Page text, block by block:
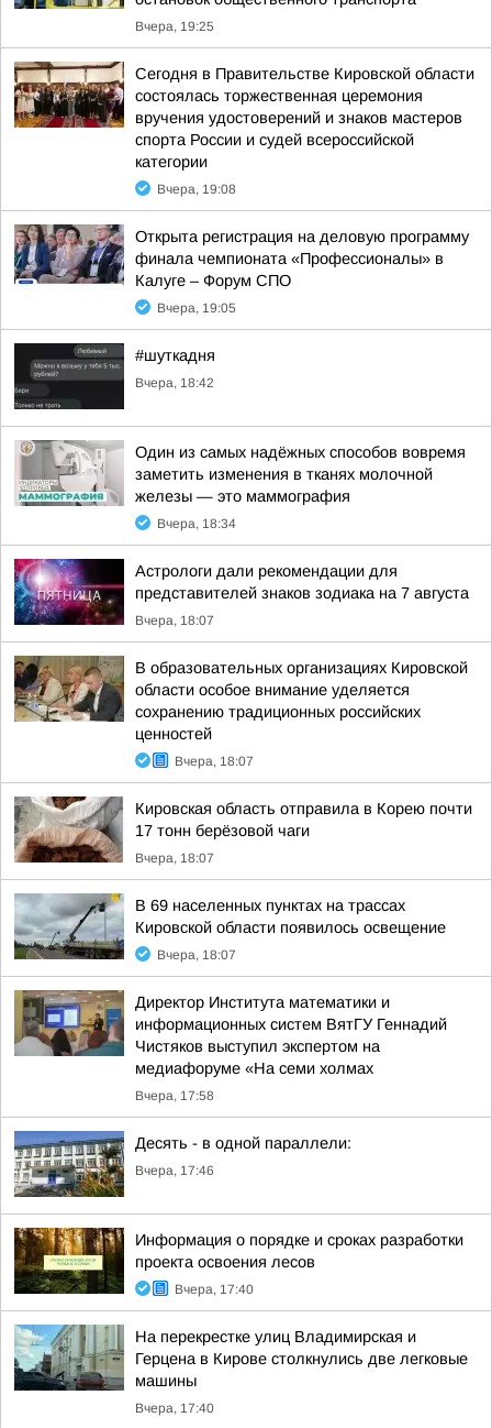
Вчера, 19:25
Сегодня в Правительстве Кировской области
состоялась торжественная церемония
вручения удостоверений и знаков мастеров
спорта России и судей всероссийской
категории
Вчера, 19:08
Открыта регистрация на деловую программу
финала чемпионата «Профессионалы» в
Калуге – Форум СПО
Вчера, 19:05
#шуткадня
Вчера, 18:42
Один из самых надёжных способов вовремя
заметить изменения в тканях молочной
железы — это маммография
Вчера, 18:34
Астрологи дали рекомендации для
представителей знаков зодиака на 7 августа
Вчера, 18:07
В образовательных организациях Кировской
области особое внимание уделяется
сохранению традиционных российских
ценностей
Вчера, 18:07
Кировская область отправила в Корею почти
17 тонн берёзовой чаги
Вчера, 18:07
В 69 населенных пунктах на трассах
Кировской области появилось освещение
Вчера, 18:07
Директор Института математики и
информационных систем ВятГУ Геннадий
Чистяков выступил экспертом на
медиафоруме «На семи холмах
Вчера, 17:58
Десять - в одной параллели:
Вчера, 17:46
Информация о порядке и сроках разработки
проекта освоения лесов
Вчера, 17:40
На перекрестке улиц Владимирская и
Герцена в Кирове столкнулись две легковые
машины
Вчера, 17:40